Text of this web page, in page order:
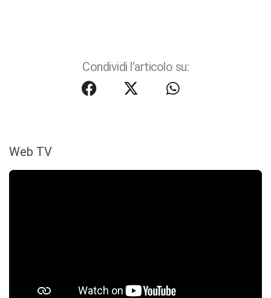
Condividi l'articolo su:
Web TV